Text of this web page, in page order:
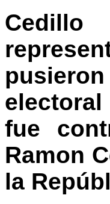
fue
Ramon
la